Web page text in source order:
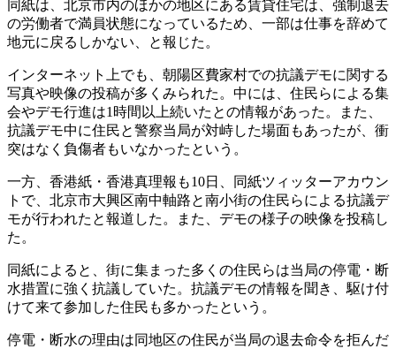
同紙は、北京市内のほかの地区にある賃貸住宅は、強制退去
の労働者で満員状態になっているため、一部は仕事を辞めて
地元に戻るしかない、と報じた。
インターネット上でも、朝陽区費家村での抗議デモに関する
写真や映像の投稿が多くみられた。中には、住民らによる集
会やデモ行進は1時間以上続いたとの情報があった。また、
抗議デモ中に住民と警察当局が対峙した場面もあったが、衝
突はなく負傷者もいなかったという。
一方、香港紙・香港真理報も10日、同紙ツィッターアカウン
トで、北京市大興区南中軸路と南小街の住民らによる抗議デ
モが行われたと報道した。また、デモの様子の映像を投稿し
た。
同紙によると、街に集まった多くの住民らは当局の停電・断
水措置に強く抗議していた。抗議デモの情報を聞き、駆け付
けて来て参加した住民も多かったという。
停電・断水の理由は同地区の住民が当局の退去命令を拒んだ